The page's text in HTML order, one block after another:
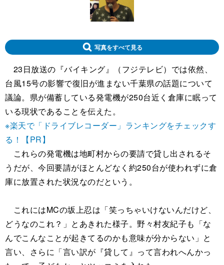
写真をすべて見る
23日放送の『バイキング』（フジテレビ）では依然、
台風15号の影響で復旧が進まない千葉県の話題について
議論。県が備蓄している発電機が250台近く倉庫に眠って
いる現状であることを伝えた。
※楽天で「ドライブレコーダー」ランキングをチェックす
る！【PR】
これらの発電機は地町村からの要請で貸し出されるそ
うだが、今回要請がほとんどなく約250台が使われずに倉
庫に放置された状況なのだという。
これにはMCの坂上忍は「笑っちゃいけないんだけど、
どうなのこれ？」とあきれた様子。野々村友紀子も「な
んでこんなことが起きてるのかも意味が分からない」と
言い、さらに「言い訳が『貸して』って言われへんかっ